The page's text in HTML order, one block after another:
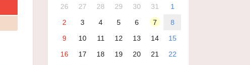
26
27 28 29 30 31
1
2
3 4 5 6 7
8
9
10 11 12 13 14
15
16
17 18 19 20 21
22